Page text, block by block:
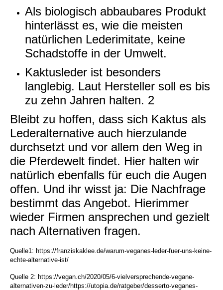
Als biologisch abbaubares Produkt
hinterlässt es, wie die meisten
natürlichen Lederimitate, keine
Schadstoffe in der Umwelt.
Kaktusleder ist besonders
langlebig. Laut Hersteller soll es bis
zu zehn Jahren halten. 2
Bleibt zu hoffen, dass sich Kaktus als
Lederalternative auch hierzulande
durchsetzt und vor allem den Weg in
die Pferdewelt findet. Hier halten wir
natürlich ebenfalls für euch die Augen
offen. Und ihr wisst ja: Die Nachfrage
bestimmt das Angebot. Hierimmer
wieder Firmen ansprechen und gezielt
nach Alternativen fragen.
Quelle1: https://franziskaklee.de/warum-veganes-leder-fuer-uns-keine-
echte-alternative-ist/
Quelle 2: https://vegan.ch/2020/05/6-vielversprechende-vegane-
alternativen-zu-leder/https://utopia.de/ratgeber/desserto-veganes-